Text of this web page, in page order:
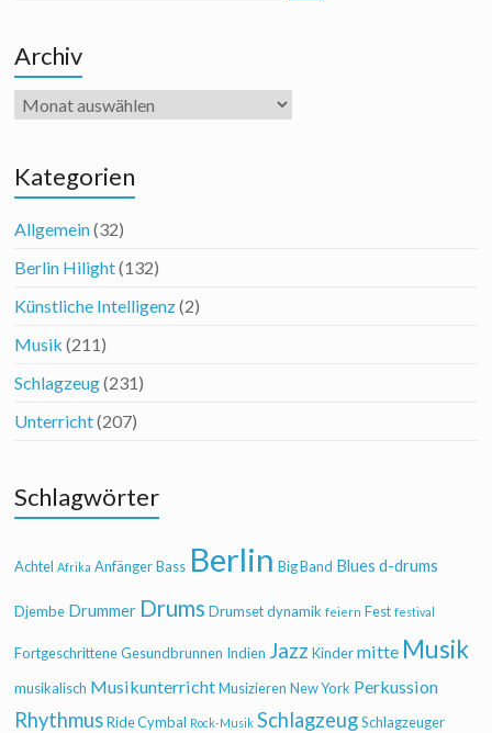
Archiv
Archiv
Kategorien
Allgemein(32)
Berlin Hilight(132)
Künstliche Intelligenz(2)
Musik (211)
Schlagzeug(231)
Unterricht(207)
Schlagwörter
Achtel Afrika Anfänger Bass Berlin Big Band Blues d-drums
Djembe Drummer Drums Drumset dynamik feiern Fest festival
Fortgeschrittene Gesundbrunnen Indien Jazz Kinder mitte Musik
musikalisch Musikunterricht Musizieren New York Perkussion
Rhythmus Ride Cymbal Rock-Musik Schlagzeug Schlagzeuger